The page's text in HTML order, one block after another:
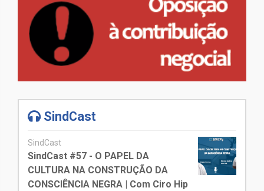
SindCast
SindCast
SindCast #57 - O PAPEL DA
CULTURA NA CONSTRUÇÃO DA
CONSCIÊNCIA NEGRA | Com Ciro Hip